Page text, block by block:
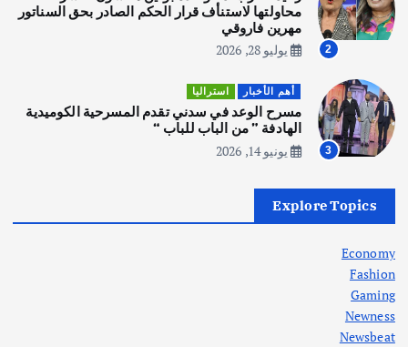
4
يوليو 28, 2026
أهم الأخبار ثقافة وفنون
انطلاق ورشة التمثيل في مدينة كلباء الاماراتية
أغسطس 5, 2026
في جذور المشكلة وحلولها المستدامة
2
محاولتها لاستنأف قرار الحكم الصادر بحق السناتور
مهرين فاروقي
يوليو 28, 2026
3
أهم الأخبار استراليا
مسرح الوعد في سدني تقدم المسرحية الكوميدية
الهادفة ” من الباب للباب “
يونيو 14, 2026
Explore Topics
Economy
Fashion
Gaming
Newness
Newsbeat